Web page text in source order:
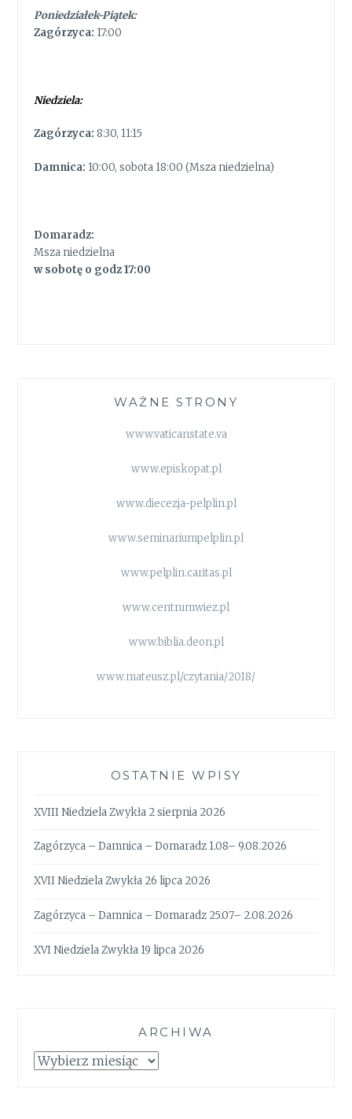
Poniedziałek-Piątek:
Zagórzyca: 17:00
Niedziela:
Zagórzyca: 8:30, 11:15
Damnica: 10:00, sobota 18:00 (Msza niedzielna)
Domaradz:
Msza niedzielna
w sobotę o godz 17:00
WAŻNE STRONY
www.vaticanstate.va
www.episkopat.pl
www.diecezja-pelplin.pl
www.seminariumpelplin.pl
www.pelplin.caritas.pl
www.centrumwiez.pl
www.biblia.deon.pl
www.mateusz.pl/czytania/2018/
OSTATNIE WPISY
XVIII Niedziela Zwykła 2 sierpnia 2026
Zagórzyca – Damnica – Domaradz 1.08– 9.08.2026
XVII Niedziela Zwykła 26 lipca 2026
Zagórzyca – Damnica – Domaradz 25.07– 2.08.2026
XVI Niedziela Zwykła 19 lipca 2026
ARCHIWA
Archiwa